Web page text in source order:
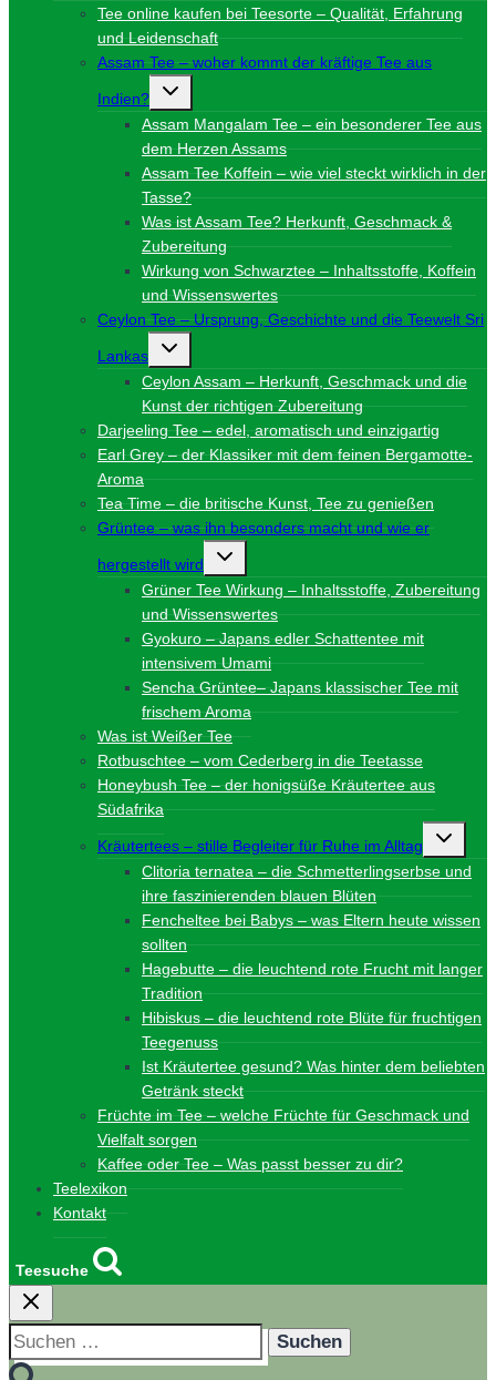
Tee online kaufen bei Teesorte – Qualität, Erfahrung
und Leidenschaft
Assam Tee – woher kommt der kräftige Tee aus
Indien?
Untermenü
umschalten
Assam Mangalam Tee – ein besonderer Tee aus
dem Herzen Assams
Assam Tee Koffein – wie viel steckt wirklich in der
Tasse?
Was ist Assam Tee? Herkunft, Geschmack &
Zubereitung
Wirkung von Schwarztee – Inhaltsstoffe, Koffein
und Wissenswertes
Ceylon Tee – Ursprung, Geschichte und die Teewelt Sri
Lankas
Untermenü
umschalten
Ceylon Assam – Herkunft, Geschmack und die
Kunst der richtigen Zubereitung
Darjeeling Tee – edel, aromatisch und einzigartig
Earl Grey – der Klassiker mit dem feinen Bergamotte-
Aroma
Tea Time – die britische Kunst, Tee zu genießen
Grüntee – was ihn besonders macht und wie er
hergestellt wird
Untermenü
umschalten
Grüner Tee Wirkung – Inhaltsstoffe, Zubereitung
und Wissenswertes
Gyokuro – Japans edler Schattentee mit
intensivem Umami
Sencha Grüntee– Japans klassischer Tee mit
frischem Aroma
Was ist Weißer Tee
Rotbuschtee – vom Cederberg in die Teetasse
Honeybush Tee – der honigsüße Kräutertee aus
Südafrika
Kräutertees – stille Begleiter für Ruhe im Alltag
Clitoria ternatea – die Schmetterlingserbse und
ihre faszinierenden blauen Blüten
Fencheltee bei Babys – was Eltern heute wissen
sollten
Hagebutte – die leuchtend rote Frucht mit langer
Tradition
Hibiskus – die leuchtend rote Blüte für fruchtigen
Teegenuss
Ist Kräutertee gesund? Was hinter dem beliebten
Getränk steckt
Früchte im Tee – welche Früchte für Geschmack und
Vielfalt sorgen
Kaffee oder Tee – Was passt besser zu dir?
Teelexikon
Kontakt
Teesuche
Suchen
nach: